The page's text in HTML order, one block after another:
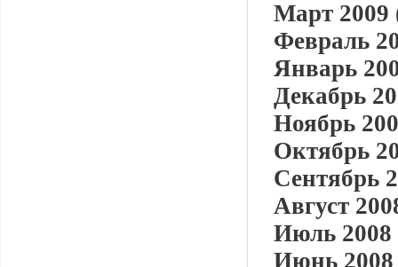
Март 2009
Февраль
Январь
Декабрь
Ноябрь
Октябрь
Сентябрь
Август
Июль 2008
Июнь 2008